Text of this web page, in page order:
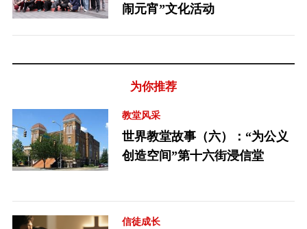
闹元宵”文化活动
为你推荐
教堂风采
世界教堂故事（六）：“为公义
创造空间”第十六街浸信堂
信徒成长